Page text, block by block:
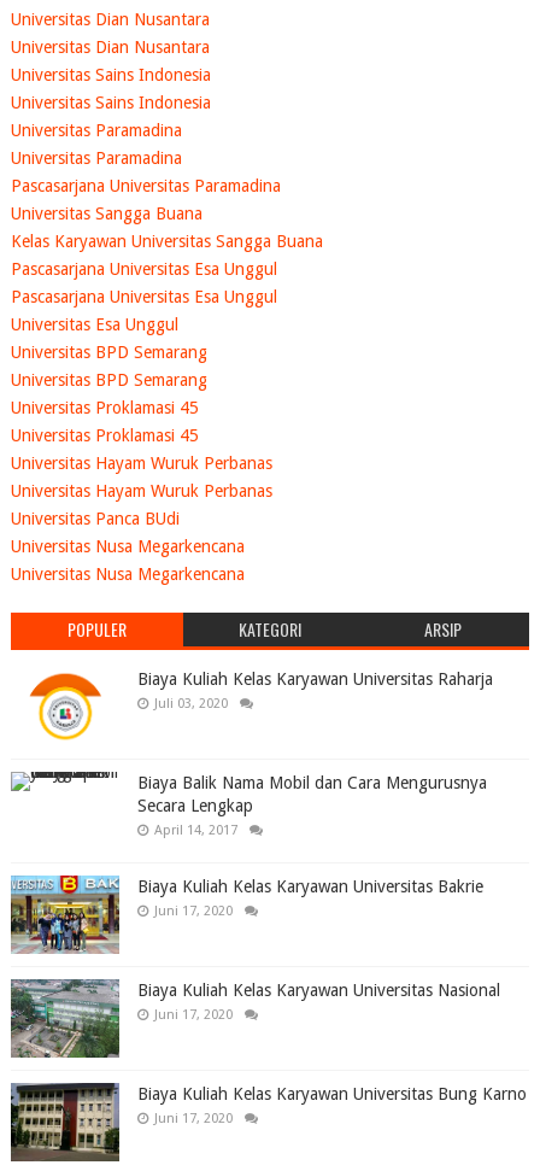
Universitas Dian Nusantara
Universitas Dian Nusantara
Universitas Sains Indonesia
Universitas Sains Indonesia
Universitas Paramadina
Universitas Paramadina
Pascasarjana Universitas Paramadina
Universitas Sangga Buana
Kelas Karyawan Universitas Sangga Buana
Pascasarjana Universitas Esa Unggul
Pascasarjana Universitas Esa Unggul
Universitas Esa Unggul
Universitas BPD Semarang
Universitas BPD Semarang
Universitas Proklamasi 45
Universitas Proklamasi 45
Universitas Hayam Wuruk Perbanas
Universitas Hayam Wuruk Perbanas
Universitas Panca BUdi
Universitas Nusa Megarkencana
Universitas Nusa Megarkencana
POPULER KATEGORI ARSIP
Biaya Kuliah Kelas Karyawan Universitas Raharja
Juli 03, 2020
Biaya Balik Nama Mobil dan Cara Mengurusnya
Secara Lengkap
April 14, 2017
Biaya Kuliah Kelas Karyawan Universitas Bakrie
Juni 17, 2020
Biaya Kuliah Kelas Karyawan Universitas Nasional
Juni 17, 2020
Biaya Kuliah Kelas Karyawan Universitas Bung Karno
Juni 17, 2020